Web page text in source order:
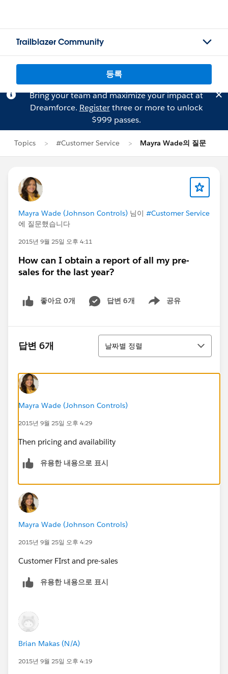
Trailblazer Community
등록
Bring your team and maximize your impact at
Dreamforce. Registerthree or more to unlock
$999 passes.
Topics #Customer Service Mayra Wade의 질문
Mayra Wade (Johnson Controls) 님이 #Customer Service
에 질문했습니다
2015년 9월 25일 오후 4:11
How can I obtain a report of all my pre-
sales for the last year?
좋아요 0개 답변 6개 공유
Show menu
답변 6개
정렬
날짜별 정렬
Mayra Wade (Johnson Controls)
2015년 9월 25일 오후 4:29
Then pricing and availability
유용한 내용으로 표시
Mayra Wade (Johnson Controls)
2015년 9월 25일 오후 4:29
Customer FIrst and pre-sales
유용한 내용으로 표시
Brian Makas (N/A)
2015년 9월 25일 오후 4:19